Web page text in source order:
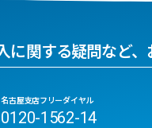
に関する疑問など
名古屋支店フリーダイヤル
0120-1562-14